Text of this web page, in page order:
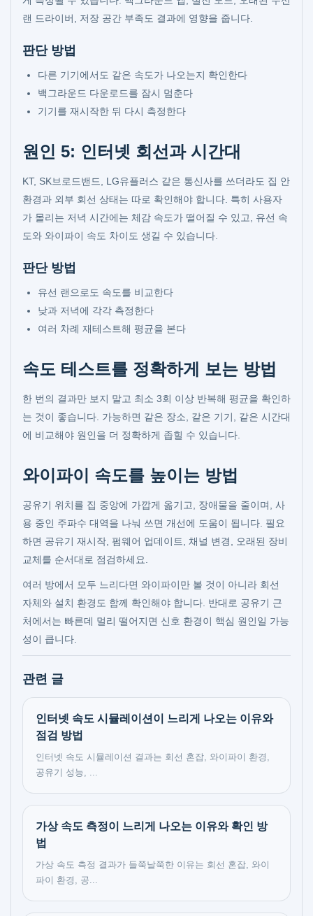
랜 드라이버, 저장 공간 부족도 결과에 영향을 줍니다.
판단 방법
다른 기기에서도 같은 속도가 나오는지 확인한다
백그라운드 다운로드를 잠시 멈춘다
기기를 재시작한 뒤 다시 측정한다
원인 5: 인터넷 회선과 시간대
KT, SK브로드밴드, LG유플러스 같은 통신사를 쓰더라도 집 안
환경과 외부 회선 상태는 따로 확인해야 합니다. 특히 사용자
가 몰리는 저녁 시간에는 체감 속도가 떨어질 수 있고, 유선 속
도와 와이파이 속도 차이도 생길 수 있습니다.
판단 방법
유선 랜으로도 속도를 비교한다
낮과 저녁에 각각 측정한다
여러 차례 재테스트해 평균을 본다
속도 테스트를 정확하게 보는 방법
한 번의 결과만 보지 말고 최소 3회 이상 반복해 평균을 확인하
는 것이 좋습니다. 가능하면 같은 장소, 같은 기기, 같은 시간대
에 비교해야 원인을 더 정확하게 좁힐 수 있습니다.
와이파이 속도를 높이는 방법
공유기 위치를 집 중앙에 가깝게 옮기고, 장애물을 줄이며, 사
용 중인 주파수 대역을 나눠 쓰면 개선에 도움이 됩니다. 필요
하면 공유기 재시작, 펌웨어 업데이트, 채널 변경, 오래된 장비
교체를 순서대로 점검하세요.
여러 방에서 모두 느리다면 와이파이만 볼 것이 아니라 회선
자체와 설치 환경도 함께 확인해야 합니다. 반대로 공유기 근
처에서는 빠른데 멀리 떨어지면 신호 환경이 핵심 원인일 가능
성이 큽니다.
관련 글
인터넷 속도 시뮬레이션이 느리게 나오는 이유와
점검 방법
인터넷 속도 시뮬레이션 결과는 회선 혼잡, 와이파이 환경,
공유기 성능, ...
가상 속도 측정이 느리게 나오는 이유와 확인 방
법
가상 속도 측정 결과가 들쭉날쭉한 이유는 회선 혼잡, 와이
파이 환경, 공...